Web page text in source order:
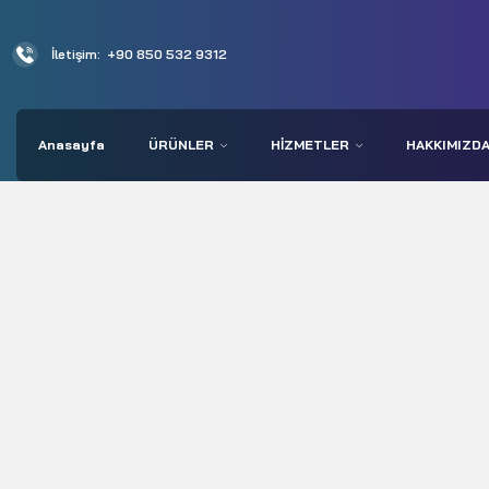
İletişim: +90 850 532 9312
Anasayfa ÜRÜNLER HIZMETLER HAKKIMIZDA